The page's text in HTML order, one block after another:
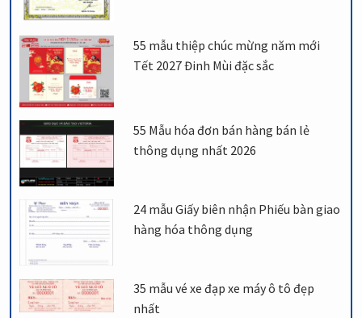
55 mẫu thiệp chúc mừng năm mới
Tết 2027 Đinh Mùi đặc sắc
55 Mẫu hóa đơn bán hàng bán lẻ
thông dụng nhất 2026
24 mẫu Giấy biên nhận Phiếu bàn giao
hàng hóa thông dụng
35 mẫu vé xe đạp xe máy ô tô đẹp
nhất